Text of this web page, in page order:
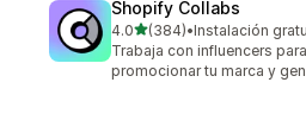
Shopify Collabs
4.0de 5 estrellas
(384)
384 reseñas en total
•Instalación
Trabaja con influencers para
promocionar tu marca y